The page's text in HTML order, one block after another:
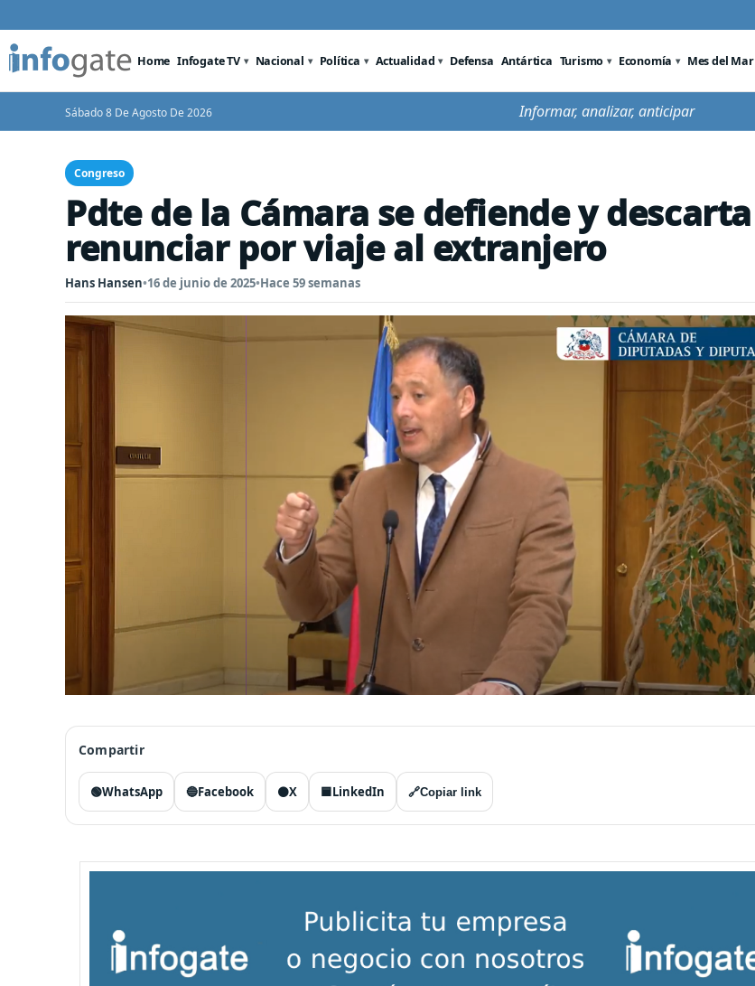
Home Infogate TV Nacional Política Actualidad Defensa Antártica Turismo Economía Mes del Mar
Sábado 8 De Agosto De 2026 Informar, analizar, anticipar
Congreso
Pdte de la Cámara se defiende y descarta
renunciar por viaje al extranjero
Hans Hansen•16 de junio de 2025•Hace 59 semanas
Compartir
🟢WhatsApp 🔵Facebook ⚫X 🟦LinkedIn 🔗Copiar link